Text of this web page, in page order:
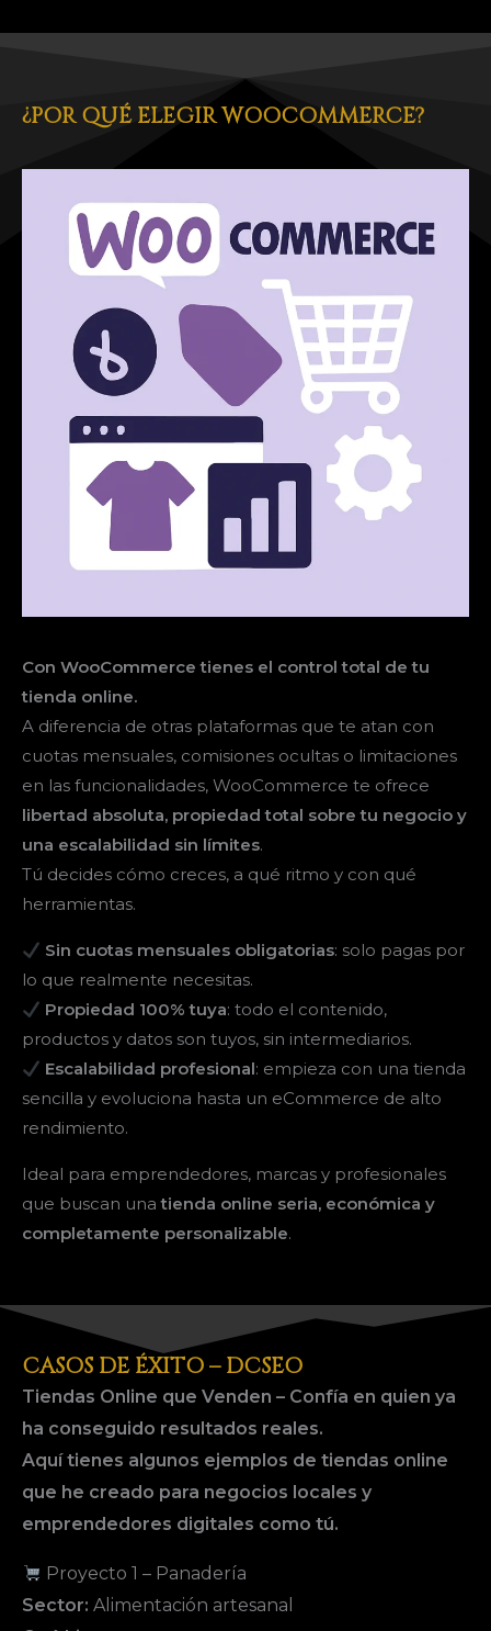
¿POR QUÉ ELEGIR WOOCOMMERCE?
Con WooCommerce tienes el control total de tu
tienda online.
A diferencia de otras plataformas que te atan con
cuotas mensuales, comisiones ocultas o limitaciones
en las funcionalidades, WooCommerce te ofrece
libertad absoluta, propiedad total sobre tu negocio y
una escalabilidad sin límites.
Tú decides cómo creces, a qué ritmo y con qué
herramientas.
Sin cuotas mensuales obligatorias: solo pagas por
lo que realmente necesitas.
Propiedad 100% tuya: todo el contenido,
productos y datos son tuyos, sin intermediarios.
Escalabilidad profesional: empieza con una tienda
sencilla y evoluciona hasta un eCommerce de alto
rendimiento.
Ideal para emprendedores, marcas y profesionales
que buscan unatienda online seria, económica y
completamente personalizable.
CASOS DE ÉXITO – DCSEO
Tiendas Online que Venden – Confía en quien ya
ha conseguido resultados reales.
Aquí tienes algunos ejemplos de tiendas online
que he creado para negocios locales y
emprendedores digitales como tú.
Proyecto 1 – Panadería
Sector: Alimentación artesanal